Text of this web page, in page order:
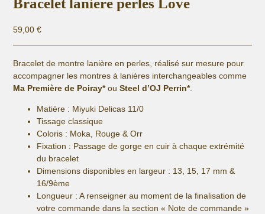
59,00€
Bracelet de montre lanière en perles, réalisé sur mesure pour
accompagner les montres à lanières interchangeables comme
Ma Première de Poiray*ouSteel d’OJ Perrin*.
Matière : Miyuki Delicas 11/0
Tissage classique
Coloris : Moka, Rouge & Orr
Fixation : Passage de gorge en cuir à chaque extrémité
du bracelet
Dimensions disponibles en largeur : 13, 15, 17 mm &
16/9ème
Longueur : A renseigner au moment de la finalisation de
votre commande dans la section « Note de commande »